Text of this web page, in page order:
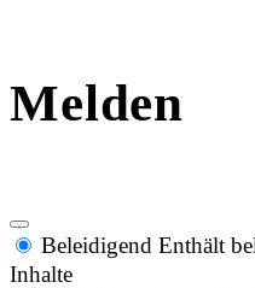
Melden
Beleidigend Enthält
Inhalte